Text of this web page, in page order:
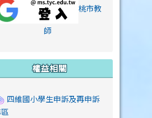
桃市教
師link to https://
權益相關
四維國小學生申訴及再申訴